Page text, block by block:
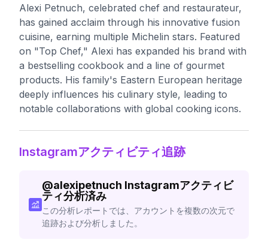
Alexi Petnuch, celebrated chef and restaurateur,
has gained acclaim through his innovative fusion
cuisine, earning multiple Michelin stars. Featured
on "Top Chef," Alexi has expanded his brand with
a bestselling cookbook and a line of gourmet
products. His family's Eastern European heritage
deeply influences his culinary style, leading to
notable collaborations with global cooking icons.
Instagramアクティビティ追跡
@alexipetnuch Instagramアクティビ
ティ分析済み
この分析レポートでは、アカウントを複数の次元で
追跡および分析しました。